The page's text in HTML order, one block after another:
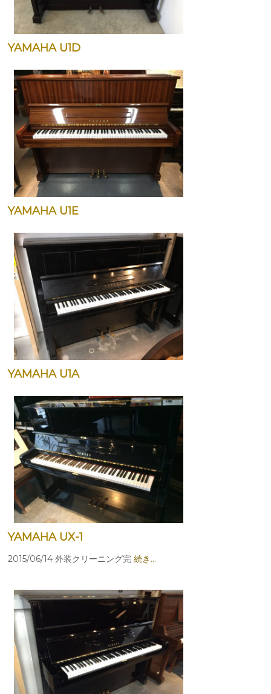
YAMAHA U1D
YAMAHA U1E
YAMAHA U1A
YAMAHA UX-1
2015/06/14 外装クリーニング完続き…